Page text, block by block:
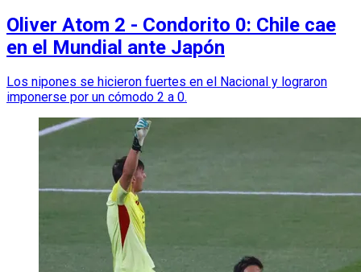
Oliver Atom 2 - Condorito 0: Chile cae
en el Mundial ante Japón
Los nipones se hicieron fuertes en el Nacional y lograron
imponerse por un cómodo 2 a 0.